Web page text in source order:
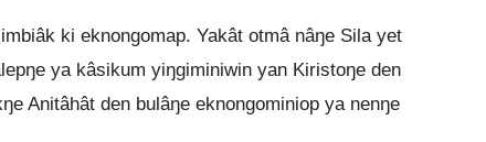
ki eknongomap. Yakât otmâ nâŋe Sila yet
ya kâsikum yiŋgiminiwin yan Kiristoŋe den
Anitâhât den bulâŋe eknongominiop ya nenŋe